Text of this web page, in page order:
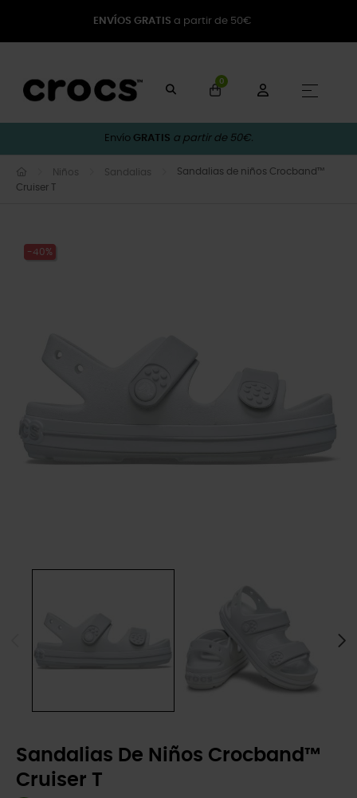
ENVÍOS GRATIS a partir de 50€
0
☰
Envío GRATIS a partir de 50€.
Niños Sandalias
Sandalias de niños Crocband™
Cruiser T
-40%
Sandalias De Niños Crocband™
Cruiser T